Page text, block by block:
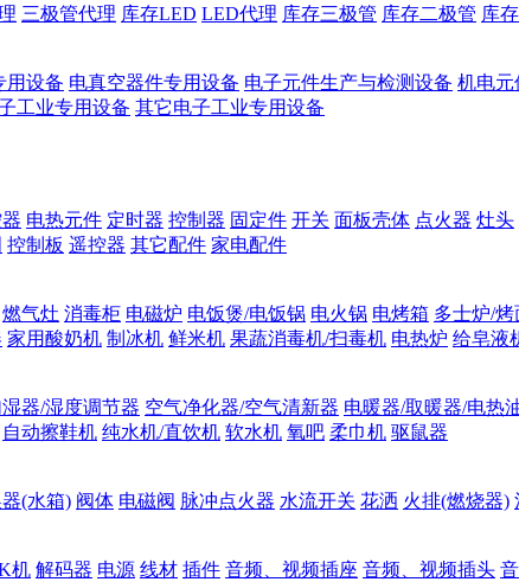
三极管代理 库存LED LED代理 库存三极管 库存二极管 库
用设备 电真空器件专用设备 电子元件生产与检测设备 机电元
工业专用设备 其它电子工业专用设备
电热元件 定时器 控制器 固定件 开关 面板壳体 点火器 灶头
控制板 遥控器 其它配件 家电配件
燃气灶 消毒柜 电磁炉 电饭煲/电饭锅 电火锅 电烤箱 多士炉/
家用酸奶机 制冰机 鲜米机 果蔬消毒机/扫毒机 电热炉 给皂液
器/湿度调节器 空气净化器/空气清新器 电暖器/取暖器/电热
自动擦鞋机 纯水机/直饮机 软水机 氧吧 柔巾机 驱鼠器
(水箱) 阀体 电磁阀 脉冲点火器 水流开关 花洒 火排(燃烧器)
机 解码器 电源 线材 插件 音频、视频插座 音频、视频插头